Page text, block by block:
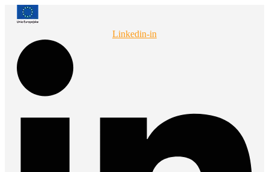
Przejdź
Linkedin-in